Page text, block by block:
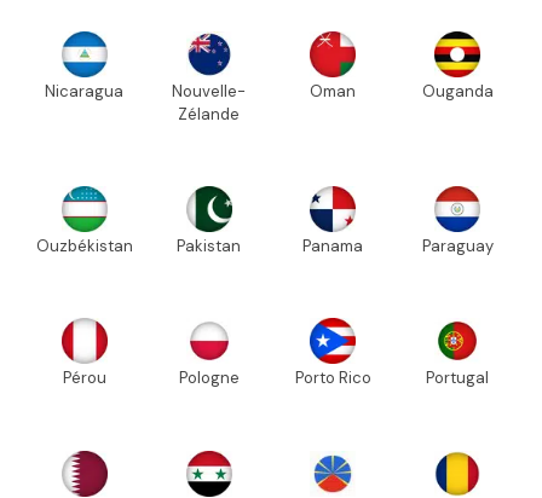
Nicaragua
Nouvelle-
Zélande
Oman Ouganda
Ouzbékistan Pakistan Panama Paraguay
Pérou Pologne Porto Rico Portugal